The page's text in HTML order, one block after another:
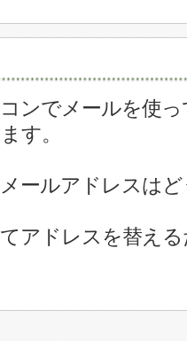
ンでメールを使
す。
ールアドレスは
アドレスを替え